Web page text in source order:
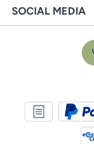
SOCIAL MEDIA